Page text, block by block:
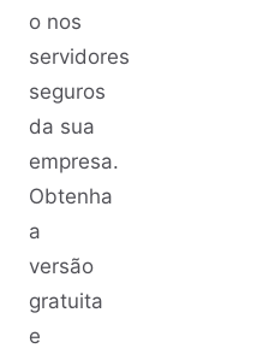
o nos
servidores
seguros
da sua
empresa.
Obtenha
a
versão
gratuita
e